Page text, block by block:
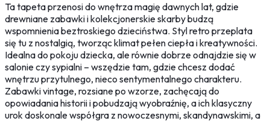
Ta tapeta przenosi do wnętrza magię dawnych lat, gdzie
drewniane zabawki i kolekcjonerskie skarby budzą
wspomnienia beztroskiego dzieciństwa. Styl retro przeplata
się tu z nostalgią, tworząc klimat pełen ciepła i kreatywności.
Idealna do pokoju dziecka, ale równie dobrze odnajdzie się w
salonie czy sypialni – wszędzie tam, gdzie chcesz dodać
wnętrzu przytulnego, nieco sentymentalnego charakteru.
Zabawki vintage, rozsiane po wzorze, zachęcają do
opowiadania historii i pobudzają wyobraźnię, a ich klasyczny
urok doskonale współgra z nowoczesnymi, skandynawskimi, a